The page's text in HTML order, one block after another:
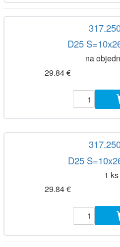
D25
na
29.84 €
D25
1 ks
29.84 €